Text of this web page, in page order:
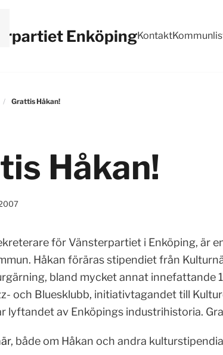
EnköpingKontakt
Grattis Håkan!
Håkan!
för Vänsterpartiet i Enköping, är
Håkan föräras stipendiet från
bland mycket annat innefattande
och Bluesklubb, initiativtagandet till
lyftandet av Enköpings industrihistoria.
, både om Håkan och andra